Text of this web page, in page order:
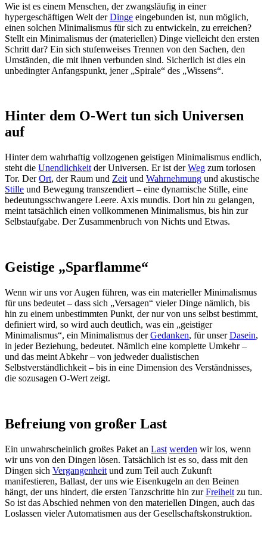
Wie ist es einem Menschen, der zwangsläufig in einer
hypergeschäftigen Welt derDinge eingebunden ist, nun möglich,
einen solchen Minimalismus für sich zu entwickeln, zu erreichen?
Stellt ein Minimalismus der (materiellen) Dinge vielleicht den ersten
Schritt dar? Ein sich stufenweises Trennen von den Sachen, den
Umständen, die mit ihnen verbunden sind. Sicherlich ist dies ein
unbedingter Anfangspunkt, jener „Spirale“ des „Wissens“.
Hinter dem O-Wert tun sich Universen
auf
Hinter dem wahrhaftig vollzogenen geistigen Minimalismus endlich,
steht die Unendlichkeit der Universen. Er ist derWeg zum torlosen
Tor. DerOrt, der Raum und Zeit und Wahrnehmung und akustische
Stille und Bewegung transzendiert – eine dynamische Stille, eine
bedeutungsschwangere Leere. Axis mundis. Dort hin zu gelangen,
meint tatsächlich einen vollkommenen Minimalismus, bis hin zur
Selbstaufgabe. Der Zusammenbruch von Nichts und Etwas.
Geistige „Sparflamme“
Wenn wir uns vor Augen führen, was ein materieller Minimalismus
für uns bedeutet – dass sich „Versagen“ vieler Dinge nämlich, bis
hin zu einem unbestimmten Punkt, der nur von uns selbst bestimmt,
definiert wird, so wird auch deutlich, was ein „geistiger
Minimalismus“, ein Minimalismus derGedanken, für unserDasein,
in jeder Beziehung, bedeutet. Nämlich eine komplette Umkehr –
und das meint Abkehr – von jedweder dualistischen
Selbstverständlichkeit – bis in eine Dimension des Verständnisses,
die sozusagen O-Wert zeigt.
Befreiung von großer Last
Ein unwahrscheinlich großes Paket an Last werden wir los, wenn
wir uns von den Dingen lösen. Tatsächlich ist es so, dass mit den
Dingen sich Vergangenheit und zum Teil auch Zukunft
manifestieren, Ballast, der uns wie Eisenkugeln an den Beinen
hängt, der uns hindert, die ersten Tanzschritte hin zurFreiheit zu tun.
So ist das Abschied nehmen von den materiellen Dingen, auch das
Loslassen vieler Automatismen aus der Gesellschaftskonstruktion.